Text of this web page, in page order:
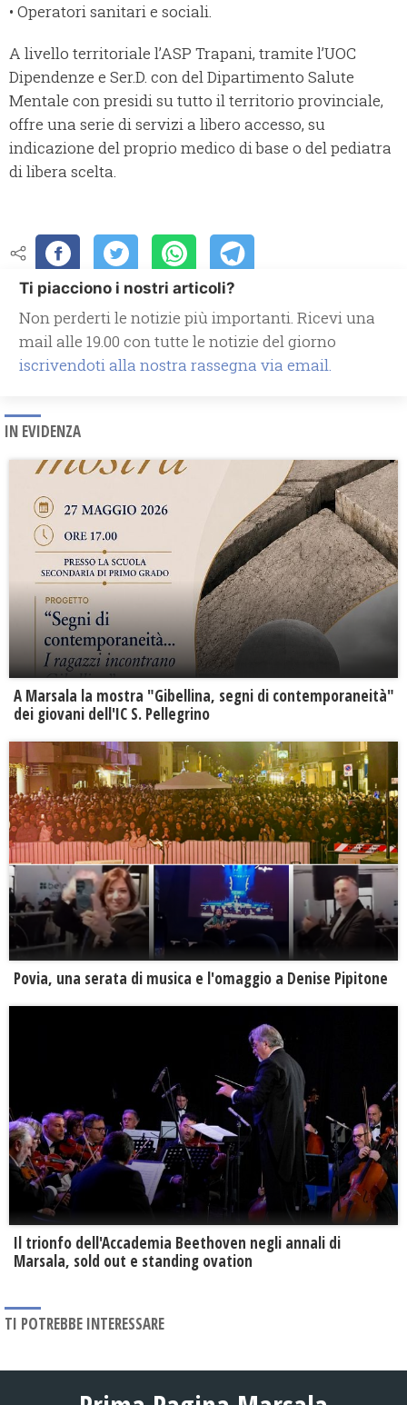
• Operatori sanitari e sociali.
A livello territoriale l’ASP Trapani, tramite l’UOC
Dipendenze e Ser.D. con del Dipartimento Salute
Mentale con presidi su tutto il territorio provinciale,
offre una serie di servizi a libero accesso, su
indicazione del proprio medico di base o del pediatra
di libera scelta.
Ti piacciono i nostri articoli?
Non perderti le notizie più importanti. Ricevi una
mail alle 19.00 con tutte le notizie del giorno
iscrivendoti alla nostra rassegna via email.
IN EVIDENZA
A Marsala la mostra "Gibellina, segni di contemporaneità"
dei giovani dell'IC S. Pellegrino
Povia, una serata di musica e l'omaggio a Denise Pipitone
Il trionfo dell'Accademia Beethoven negli annali di
Marsala, sold out e standing ovation
TI POTREBBE INTERESSARE